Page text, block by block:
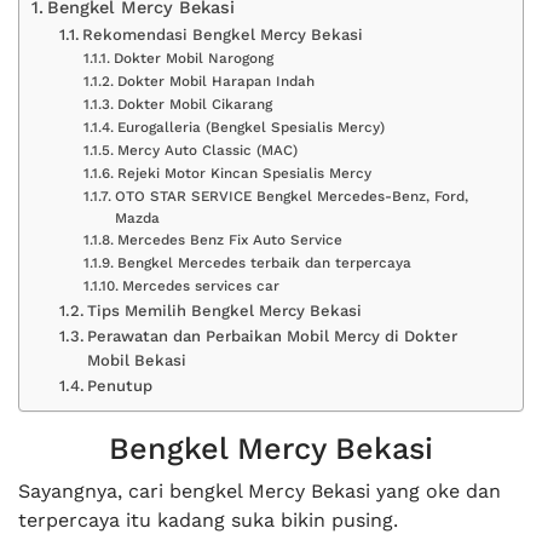
Bengkel Mercy Bekasi
Rekomendasi Bengkel Mercy Bekasi
Dokter Mobil Narogong
Dokter Mobil Harapan Indah
Dokter Mobil Cikarang
Eurogalleria (Bengkel Spesialis Mercy)
Mercy Auto Classic (MAC)
Rejeki Motor Kincan Spesialis Mercy
OTO STAR SERVICE Bengkel Mercedes-Benz, Ford,
Mazda
Mercedes Benz Fix Auto Service
Bengkel Mercedes terbaik dan terpercaya
Mercedes services car
Tips Memilih Bengkel Mercy Bekasi
Perawatan dan Perbaikan Mobil Mercy di Dokter
Mobil Bekasi
Penutup
Bengkel Mercy Bekasi
Sayangnya, cari bengkel Mercy Bekasi yang oke dan
terpercaya itu kadang suka bikin pusing.